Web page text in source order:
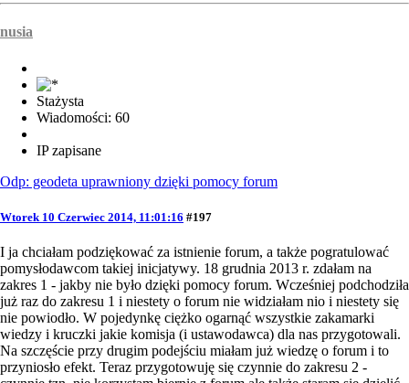
nusia
Stażysta
Wiadomości: 60
IP zapisane
Odp: geodeta uprawniony dzięki pomocy forum
Wtorek 10 Czerwiec 2014, 11:01:16 #197
I ja chciałam podziękować za istnienie forum, a także pogratulować
pomysłodawcom takiej inicjatywy. 18 grudnia 2013 r. zdałam na
zakres 1 - jakby nie było dzięki pomocy forum. Wcześniej podchodziła
już raz do zakresu 1 i niestety o forum nie widziałam nio i niestety się
nie powiodło. W pojedynkę ciężko ogarnąć wszystkie zakamarki
wiedzy i kruczki jakie komisja (i ustawodawca) dla nas przygotowali.
Na szczęście przy drugim podejściu miałam już wiedzę o forum i to
przyniosło efekt. Teraz przygotowuję się czynnie do zakresu 2 -